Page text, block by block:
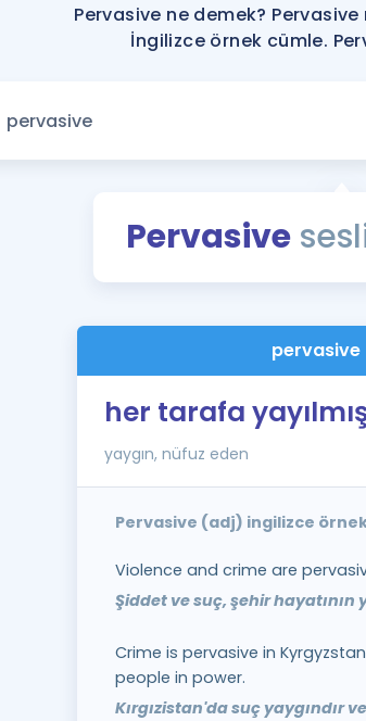
Pervasive ne demek?
İngilizce örnek cümle.
Pervasive
her tarafa
yaygın, nüfuz eden
Pervasive (adj) ingilizce
Violence and crime are
Şiddet ve suç, şehir hayatının
Crime is pervasive in
people in power.
Kırgızistan'da suç yaygındır